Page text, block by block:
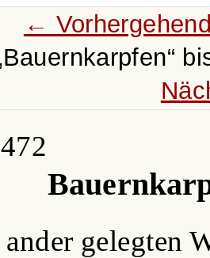
←
Bauernkarpfen
472
ander gelegten